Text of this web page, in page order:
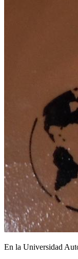
En la Universidad